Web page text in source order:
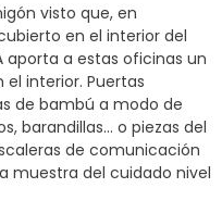
visto que, en
en el interior del
aporta a estas oficinas un
interior. Puertas
de bambú a modo de
barandillas… o piezas del
de comunicación
muestra del cuidado nivel